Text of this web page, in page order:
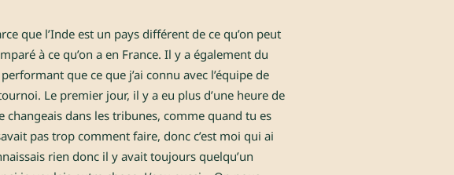
que l’Inde est un pays différent de ce qu’on peut
à ce qu’on a en France. Il y a également du
que ce que j’ai connu avec l’équipe de
Le premier jour, il y a eu plus d’une heure de
changeais dans les tribunes, comme quand tu es
pas trop comment faire, donc c’est moi qui ai
rien donc il y avait toujours quelqu’un